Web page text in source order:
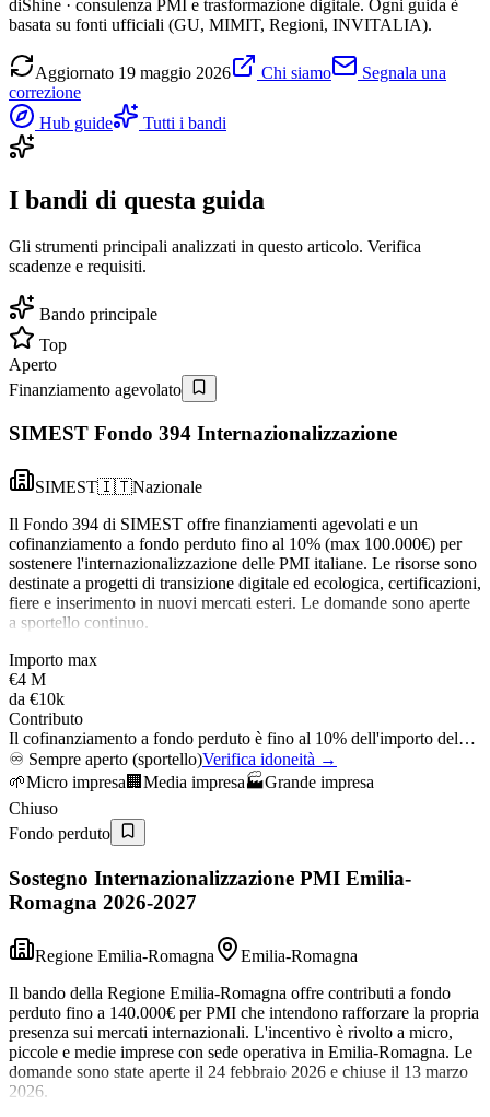
diShine · consulenza PMI e trasformazione digitale. Ogni guida è
basata su fonti ufficiali (GU, MIMIT, Regioni, INVITALIA).
Aggiornato 19 maggio 2026 Chi siamo
Segnala una
correzione
Hub guide
Tutti i bandi
I bandi di questa guida
Gli strumenti principali analizzati in questo articolo. Verifica
scadenze e requisiti.
Bando principale
Top
Aperto
Finanziamento agevolato
SIMEST Fondo 394 Internazionalizzazione
SIMEST🇮🇹Nazionale
Il Fondo 394 di SIMEST offre finanziamenti agevolati e un
cofinanziamento a fondo perduto fino al 10% (max 100.000€) per
sostenere l'internazionalizzazione delle PMI italiane. Le risorse sono
destinate a progetti di transizione digitale ed ecologica, certificazioni,
fiere e inserimento in nuovi mercati esteri. Le domande sono aperte
a sportello continuo.
Importo max
€4 M
da €10k
Contributo
Il cofinanziamento a fondo perduto è fino al 10% dell'importo del…
♾️ Sempre aperto (sportello)Verifica idoneità →
🌱Micro impresa 🏢 Media impresa🏭Grande impresa
Chiuso
Fondo perduto
Sostegno Internazionalizzazione PMI Emilia-
Romagna 2026-2027
Regione Emilia-Romagna
Emilia-Romagna
Il bando della Regione Emilia-Romagna offre contributi a fondo
perduto fino a 140.000€ per PMI che intendono rafforzare la propria
presenza sui mercati internazionali. L'incentivo è rivolto a micro,
piccole e medie imprese con sede operativa in Emilia-Romagna. Le
domande sono state aperte il 24 febbraio 2026 e chiuse il 13 marzo
2026.